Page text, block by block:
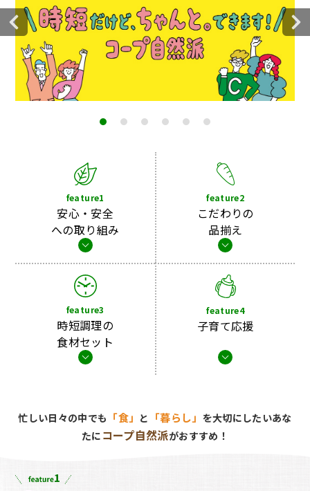
feature1
安心・安全
への取り組み
feature2
こだわりの
品揃え
feature3
時短調理の
食材セット
feature4
子育て応援
忙しい日々の中でも 「食」 と 「暮らし」 を大切にしたいあな
たに コープ自然派がおすすめ！